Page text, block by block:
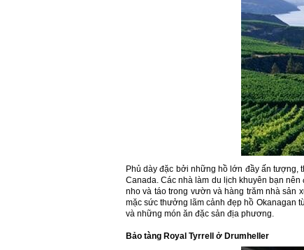
Phủ dày đặc bởi những hồ lớn đầy ấn tượng,
Canada. Các nhà làm du lịch khuyên bạn
nho và táo trong vườn và hàng trăm nhà sản
mặc sức thưởng lãm cảnh đẹp hồ Okanagan
và những món ăn đặc sản địa phương.
Bảo tàng Royal Tyrrell ở Drumheller